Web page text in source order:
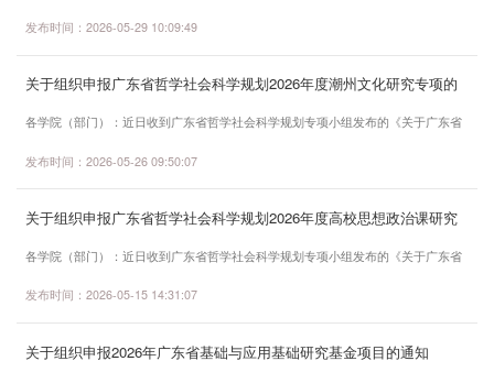
化思想、习近平总书记关于推动哲学社会科学高质量发展的重要指示精神，以及社
科界学习贯彻习近平文化思想座谈会部...
发布时间：2026-05-29 10:09:49
关于组织申报广东省哲学社会科学规划2026年度潮州文化研究专项的
各学院（部门）：近日收到广东省哲学社会科学规划专项小组发布的《关于广东省
下：一、总体要求为全面贯彻落实习近平总书记视察潮州的重要讲话精神，系统梳
史、当代价值，力争产出一批具有学术价值、社会影响力的高质量研究成果，为潮
州文化的保护、传承与发展提供坚实的理...
发布时间：2026-05-26 09:50:07
关于组织申报广东省哲学社会科学规划2026年度高校思想政治课研究
各学院（部门）：近日收到广东省哲学社会科学规划专项小组发布的《关于广东省
坚持正确的政治方向、价值取向和研究导向，遵守《广东省哲学社会科学规划项目
发布时间：2026-05-15 14:31:07
关于组织申报2026年广东省基础与应用基础研究基金项目的通知